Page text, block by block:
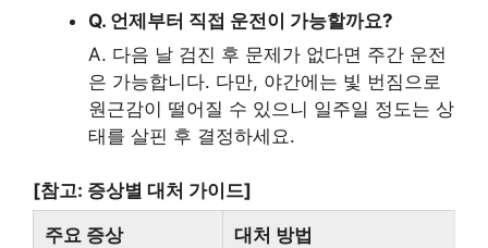
Q. 언제부터 직접 운전이 가능할까요?
A. 다음 날 검진 후 문제가 없다면 주간 운전
은 가능합니다. 다만, 야간에는 빛 번짐으로
원근감이 떨어질 수 있으니 일주일 정도는 상
태를 살핀 후 결정하세요.
[참고: 증상별 대처 가이드]
주요 증상 대처 방법